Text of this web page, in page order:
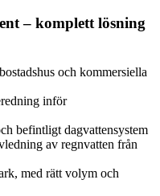
– komplett lösning
och kommersiella
inför
befintligt dagvattensystem
av regnvatten från
med rätt volym och